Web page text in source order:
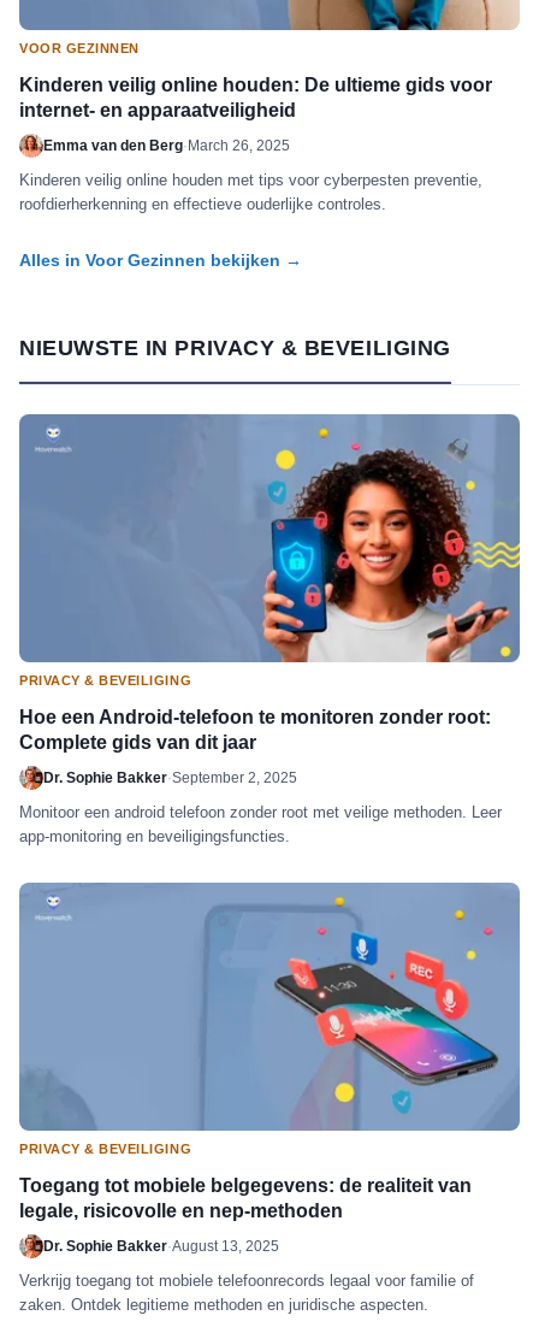
VOOR GEZINNEN
Kinderen veilig online houden: De ultieme gids voor
internet- en apparaatveiligheid
Emma van den Berg·March 26, 2025
Kinderen veilig online houden met tips voor cyberpesten preventie,
roofdierherkenning en effectieve ouderlijke controles.
Alles in Voor Gezinnen bekijken →
NIEUWSTE IN PRIVACY & BEVEILIGING
PRIVACY & BEVEILIGING
Hoe een Android-telefoon te monitoren zonder root:
Complete gids van dit jaar
Dr. Sophie Bakker·September 2, 2025
Monitoor een android telefoon zonder root met veilige methoden. Leer
app-monitoring en beveiligingsfuncties.
PRIVACY & BEVEILIGING
Toegang tot mobiele belgegevens: de realiteit van
legale, risicovolle en nep-methoden
Dr. Sophie Bakker·August 13, 2025
Verkrijg toegang tot mobiele telefoonrecords legaal voor familie of
zaken. Ontdek legitieme methoden en juridische aspecten.